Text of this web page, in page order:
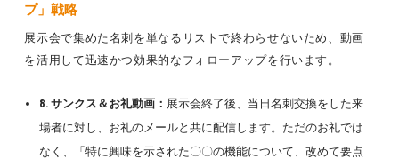
プ」戦略
展示会で集めた名刺を単なるリストで終わらせないため、動画
を活用して迅速かつ効果的なフォローアップを行います。
8. サンクス＆お礼動画： 展示会終了後、当日名刺交換をした来
場者に対し、お礼のメールと共に配信します。ただのお礼では
なく、「特に興味を示された〇〇の機能について、改めて要点